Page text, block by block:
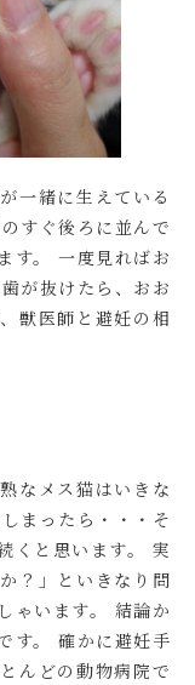
一緒に生えている
すぐ後ろに並んで
す。 一度見ればお
が抜けたら、おお
獣医師と避妊の相
なメス猫はいきな
まったら・・・そ
くと思います。 実
？」といきなり問
ゃいます。 結論か
。
確かに避妊手
んどの動物病院で